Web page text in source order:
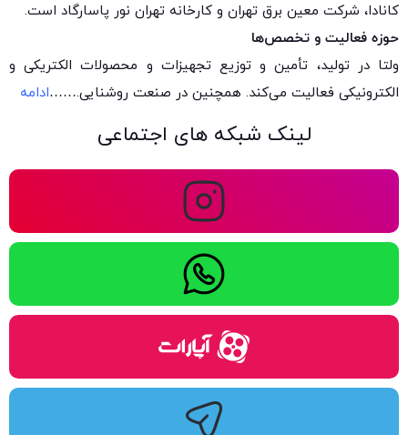
کانادا، شرکت معین برق تهران و کارخانه تهران نور پاسارگاد است.
حوزه فعالیت و تخصص‌ها
ولتا در تولید، تأمین و توزیع تجهیزات و محصولات الکتریکی و
الکترونیکی فعالیت می‌کند. همچنین در صنعت روشنایی.……ادامه
لینک شبکه های اجتماعی